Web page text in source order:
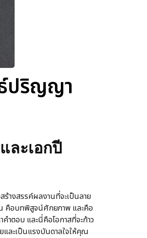
ปริญญา
ะเอกปี
ร้างสรรค์ผลงานที่จะเป็นลาย
คือบทพิสูจน์ศักยภาพ และคือ
ตอบ และนี่คือโอกาสที่จะก้าว
และเป็นแรงบันดาลใจให้คุณ